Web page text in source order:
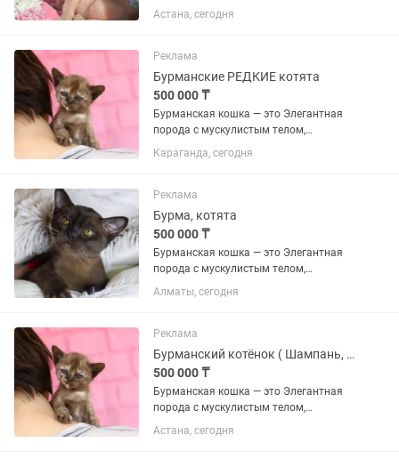
шелковистой шерстью и
выразительными глазами. Они
характером: невероятно привязаны к
человеку, активны,...
Астана, сегодня
Реклама
Бурманские РЕДКИЕ котята
500 000 ₸
Бурманская кошка — это Элегантная
порода с мускулистым телом,
шелковистой шерстью и
выразительными глазами. Они
характером: невероятно привязаны к
человеку, активны,...
Караганда, сегодня
Реклама
Бурма, котята
500 000 ₸
Бурманская кошка — это Элегантная
порода с мускулистым телом,
шелковистой шерстью и
выразительными глазами. Они
характером: невероятно привязаны к
человеку, активны,...
Алматы, сегодня
Реклама
Бурманский котёнок ( Шампань, Крем брюле )
500 000 ₸
Бурманская кошка — это Элегантная
порода с мускулистым телом,
шелковистой шерстью и
выразительными глазами. Они
Астана, сегодня